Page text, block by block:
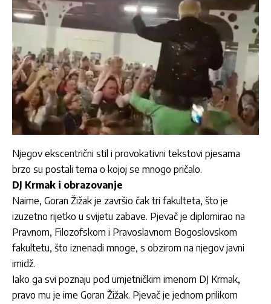
Njegov ekscentrični stil i provokativni tekstovi pjesama
brzo su postali tema o kojoj se mnogo pričalo.
DJ Krmak i obrazovanje
Naime, Goran Žižak je završio čak tri fakulteta, što je
izuzetno rijetko u svijetu zabave. Pjevač je diplomirao na
Pravnom, Filozofskom i Pravoslavnom Bogoslovskom
fakultetu, što iznenadi mnoge, s obzirom na njegov javni
imidž.
Iako ga svi poznaju pod umjetničkim imenom DJ Krmak,
pravo mu je ime Goran Žižak. Pjevač je jednom prilikom